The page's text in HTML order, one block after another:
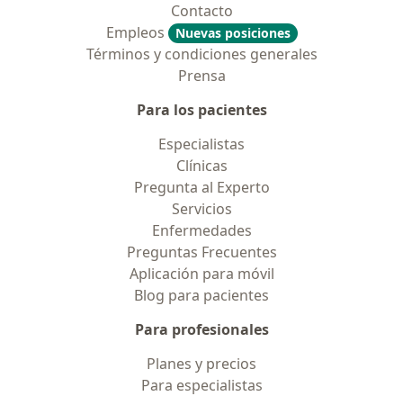
Contacto
Empleos
Nuevas posiciones
Términos y condiciones generales
Prensa
Para los pacientes
Especialistas
Clínicas
Pregunta al Experto
Servicios
Enfermedades
Preguntas Frecuentes
Aplicación para móvil
Blog para pacientes
Para profesionales
Planes y precios
Para especialistas